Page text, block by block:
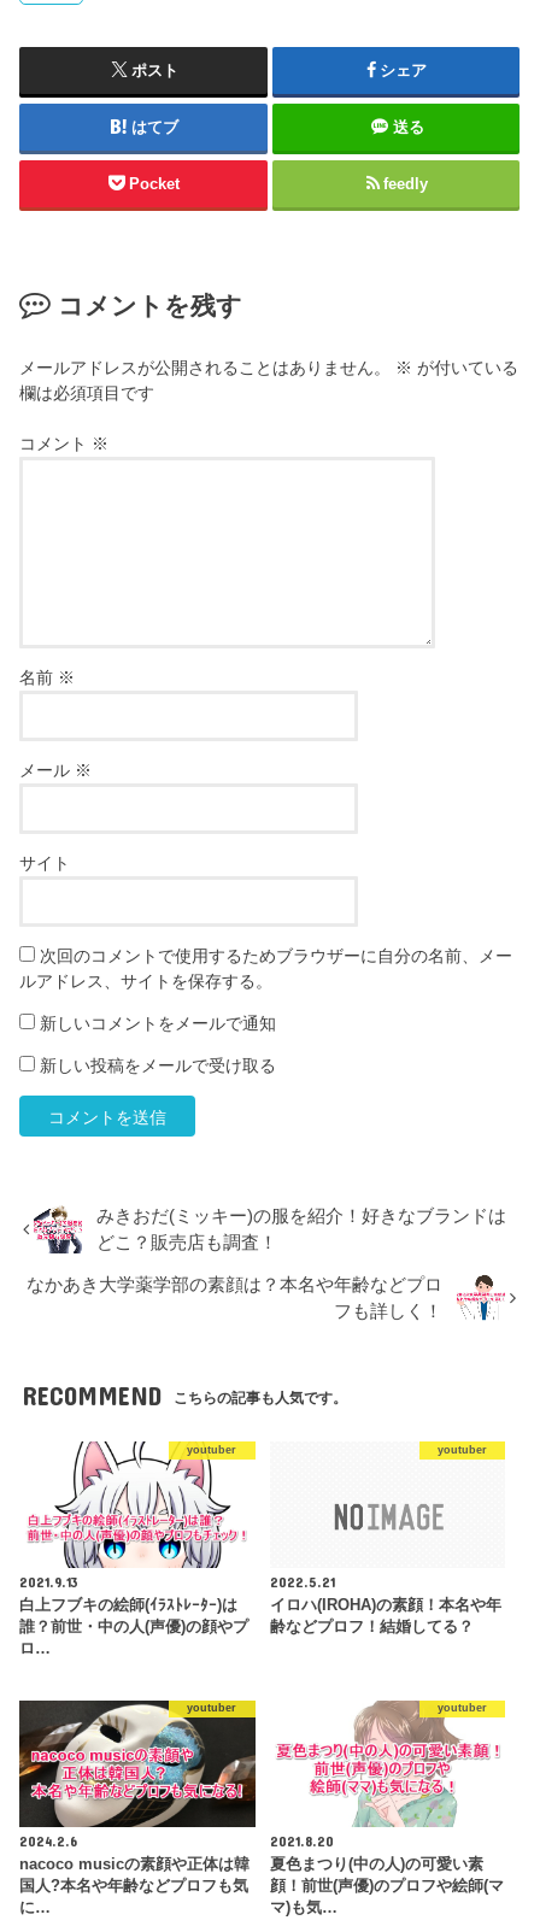
ポスト シェア
はてブ 送る
Pocket feedly
コメントを残す
メールアドレスが公開されることはありません。 ※ が付いている
欄は必須項目です
コメント ※
名前 ※
メール ※
サイト
次回のコメントで使用するためブラウザーに自分の名前、メー
ルアドレス、サイトを保存する。
新しいコメントをメールで通知
新しい投稿をメールで受け取る
みきおだ(ミッキー)の服を紹介！好きなブランドは
どこ？販売店も調査！
なかあき大学薬学部の素顔は？本名や年齢などプロ
フも詳しく！
RECOMMEND こちらの記事も人気です。
youtuber
2021.9.13
白上フブキの絵師(ｲﾗｽﾄﾚｰﾀｰ)は
誰？前世・中の人(声優)の顔やプ
ロ…
youtuber
2022.5.21
イロハ(IROHA)の素顔！本名や年
齢などプロフ！結婚してる？
youtuber
2024.2.6
nacoco musicの素顔や正体は韓
国人?本名や年齢などプロフも気
に…
youtuber
2021.8.20
夏色まつり(中の人)の可愛い素
顔！前世(声優)のプロフや絵師(マ
マ)も気…